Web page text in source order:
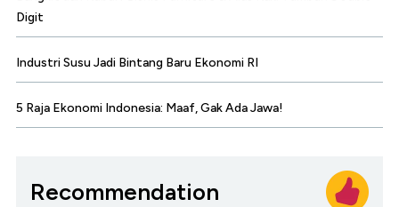
Digit
Industri Susu Jadi Bintang Baru Ekonomi RI
5 Raja Ekonomi Indonesia: Maaf, Gak Ada Jawa!
Recommendation